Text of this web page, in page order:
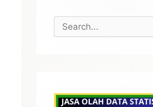
u